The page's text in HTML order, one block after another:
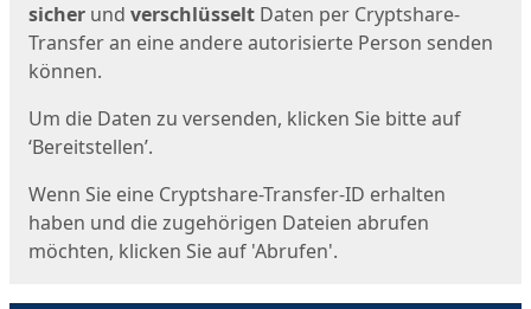
sicher und verschlüsselt Daten per Cryptshare-
Transfer an eine andere autorisierte Person senden
können.
Um die Daten zu versenden, klicken Sie bitte auf
‘Bereitstellen’.
Wenn Sie eine Cryptshare-Transfer-ID erhalten
haben und die zugehörigen Dateien abrufen
möchten, klicken Sie auf 'Abrufen'.